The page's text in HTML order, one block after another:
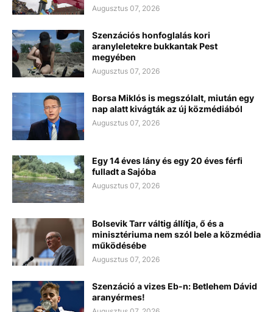
Augusztus 07, 2026
Szenzációs honfoglalás kori
aranyleletekre bukkantak Pest
megyében
Augusztus 07, 2026
Borsa Miklós is megszólalt, miután egy
nap alatt kivágták az új közmédiából
Augusztus 07, 2026
Egy 14 éves lány és egy 20 éves férfi
fulladt a Sajóba
Augusztus 07, 2026
Bolsevik Tarr váltig állítja, ő és a
minisztériuma nem szól bele a közmédia
működésébe
Augusztus 07, 2026
Szenzáció a vizes Eb-n: Betlehem Dávid
aranyérmes!